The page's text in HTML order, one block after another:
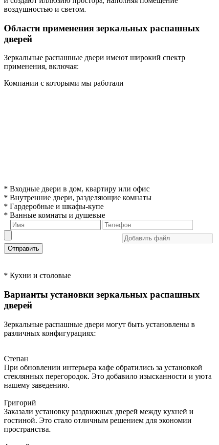
воздушностью и светом.
Области применения зеркальных распашных
дверей
Зеркальные распашные двери имеют широкий спектр
применения, включая:
Компании с которыми мы работали
* Входные двери в дом, квартиру или офис
* Внутренние двери, разделяющие комнаты
* Гардеробные и шкафы-купе
* Ванные комнаты и душевые
Отправить
* Кухни и столовые
Варианты установки зеркальных распашных
дверей
Зеркальные распашные двери могут быть установлены в
различных конфигурациях:
Степан
При обновлении интерьера кафе обратились за установкой
стеклянных перегородок. Это добавило изысканности и уюта
нашему заведению.
Григорий
Заказали установку раздвижных дверей между кухней и
гостиной. Это стало отличным решением для экономии
пространства.